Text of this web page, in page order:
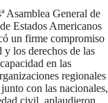
Asamblea General de
Estados Americanos
un firme compromiso
y los derechos de las
en las
regionales
con las nacionales,
civil, aplaudieron